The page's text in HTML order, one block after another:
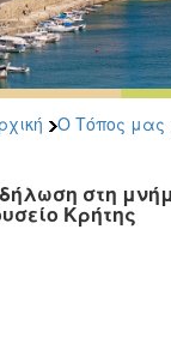
Ο Τόπος μας
στη
Κρήτης